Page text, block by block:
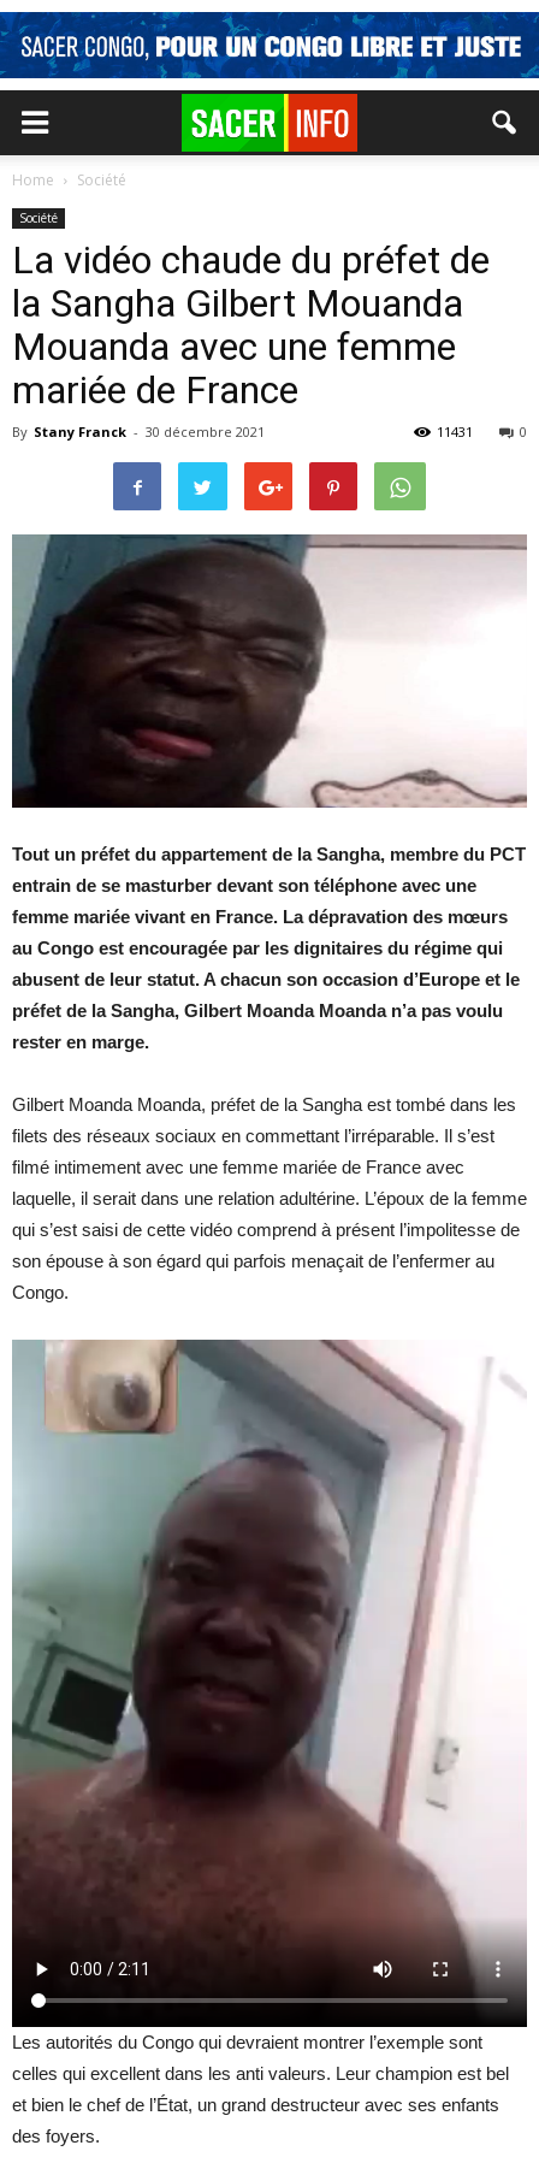
Home Société
Société
La vidéo chaude du préfet de
la Sangha Gilbert Mouanda
Mouanda avec une femme
mariée de France
By Stany Franck - 30 décembre 2021 0
11431
Tout un préfet du appartement de la Sangha, membre du PCT
entrain de se masturber devant son téléphone avec une
femme mariée vivant en France. La dépravation des mœurs
au Congo est encouragée par les dignitaires du régime qui
abusent de leur statut. A chacun son occasion d’Europe et le
préfet de la Sangha, Gilbert Moanda Moanda n’a pas voulu
rester en marge.
Gilbert Moanda Moanda, préfet de la Sangha est tombé dans les
filets des réseaux sociaux en commettant l’irréparable. Il s’est
filmé intimement avec une femme mariée de France avec
laquelle, il serait dans une relation adultérine. L’époux de la femme
qui s’est saisi de cette vidéo comprend à présent l’impolitesse de
son épouse à son égard qui parfois menaçait de l’enfermer au
Congo.
Les autorités du Congo qui devraient montrer l’exemple sont
celles qui excellent dans les anti valeurs. Leur champion est bel
et bien le chef de l’État, un grand destructeur avec ses enfants
des foyers.